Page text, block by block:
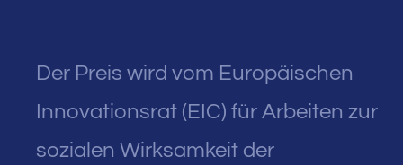
Der Preis wird vom Europäischen
Innovationsrat (EIC) für Arbeiten zur
sozialen Wirksamkeit der